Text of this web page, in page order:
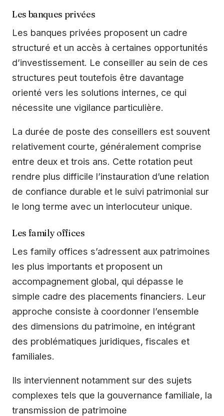
Les banques privées
Les banques privées proposent un cadre
structuré et un accès à certaines opportunités
d’investissement. Le conseiller au sein de ces
structures peut toutefois être davantage
orienté vers les solutions internes, ce qui
nécessite une vigilance particulière.
La durée de poste des conseillers est souvent
relativement courte, généralement comprise
entre deux et trois ans. Cette rotation peut
rendre plus difficile l’instauration d’une relation
de confiance durable et le suivi patrimonial sur
le long terme avec un interlocuteur unique.
Les family offices
Les family offices s’adressent aux patrimoines
les plus importants et proposent un
accompagnement global, qui dépasse le
simple cadre des placements financiers. Leur
approche consiste à coordonner l’ensemble
des dimensions du patrimoine, en intégrant
des problématiques juridiques, fiscales et
familiales.
Ils interviennent notamment sur des sujets
complexes tels que la gouvernance familiale, la
transmission de patrimoine